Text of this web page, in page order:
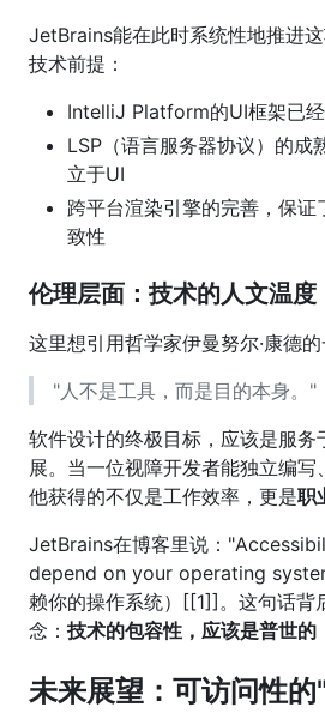
JetBrains能在此时系统性地推进
技术前提：
IntelliJ Platform的UI框架已
LSP（语言服务器协议）的成
立于UI
跨平台渲染引擎的完善，保证
致性
伦理层面：技术的人文温度
这里想引用哲学家伊曼努尔·康德的
"人不是工具，而是目的本身。"
软件设计的终极目标，应该是服务
展。当一位视障开发者能独立编写
他获得的不仅是工作效率，更是职
JetBrains在博客里说：
depend on your operating
赖你的操作系统）[[1]]。这句话背
念： 技术的包容性，应该是普世的
未来展望：可访问性